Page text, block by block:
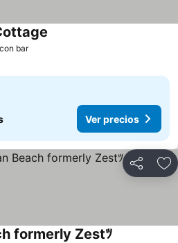
barVer precios
Ver precios
Compartir
formerly Zestﾂ